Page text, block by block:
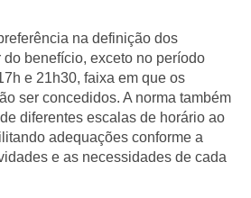
na definição dos
do benefício, exceto no período
e 21h30, faixa em que os
ser concedidos. A norma também
diferentes escalas de horário ao
adequações conforme a
e as necessidades de cada